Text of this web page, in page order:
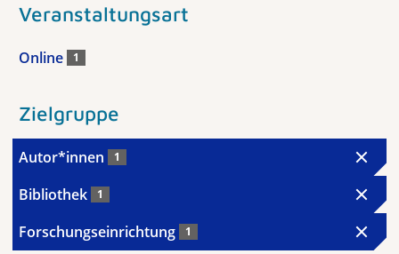
Veranstaltungsart
Online 1
Zielgruppe
Autor*innen 1
Bibliothek 1
Forschungseinrichtung 1